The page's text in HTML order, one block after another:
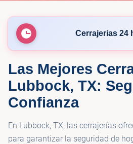
Cerrajerias 24
🔑 Pop-A-Lock Lubbock
Las Mejores
Lubbock, TX:
Confianza
En Lubbock, TX, las cerrajerías
para garantizar la seguridad de